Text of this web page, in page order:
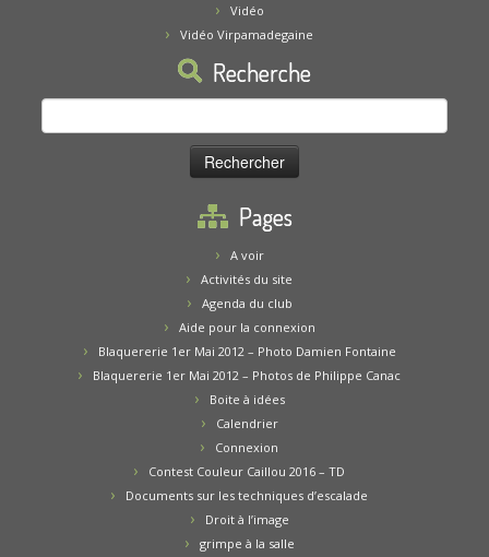
Vidéo
Vidéo Virpamadegaine
Recherche
Rechercher :
Pages
A voir
Activités du site
Agenda du club
Aide pour la connexion
Blaquererie 1er Mai 2012 – Photo Damien Fontaine
Blaquererie 1er Mai 2012 – Photos de Philippe Canac
Boite à idées
Calendrier
Connexion
Contest Couleur Caillou 2016 – TD
Documents sur les techniques d’escalade
Droit à l’image
grimpe à la salle